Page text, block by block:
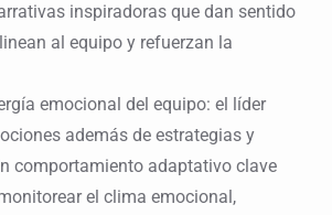
inspiradoras que dan sentido
al equipo y refuerzan la
emocional del equipo: el líder
además de estrategias y
comportamiento adaptativo clave
el clima emocional,